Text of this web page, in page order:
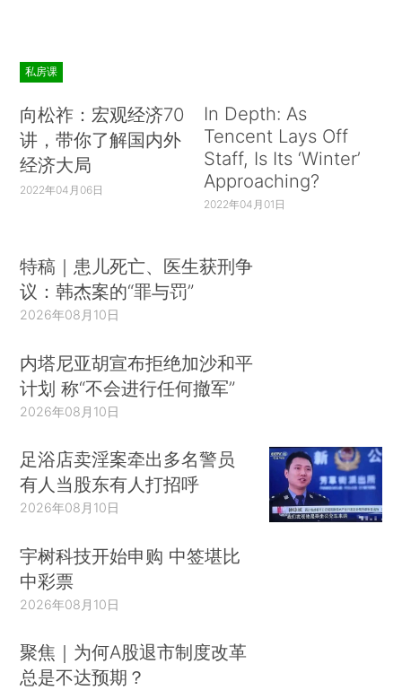
私房课
向松祚：宏观经济70
讲，带你了解国内外
经济大局
2022年04月06日
In Depth: As
Tencent Lays Off
Staff, Is Its ‘Winter’
Approaching?
2022年04月01日
特稿｜患儿死亡、医生获刑争
议：韩杰案的“罪与罚”
2026年08月10日
内塔尼亚胡宣布拒绝加沙和平
计划 称“不会进行任何撤军”
2026年08月10日
足浴店卖淫案牵出多名警员
有人当股东有人打招呼
2026年08月10日
宇树科技开始申购 中签堪比
中彩票
2026年08月10日
聚焦｜为何A股退市制度改革
总是不达预期？